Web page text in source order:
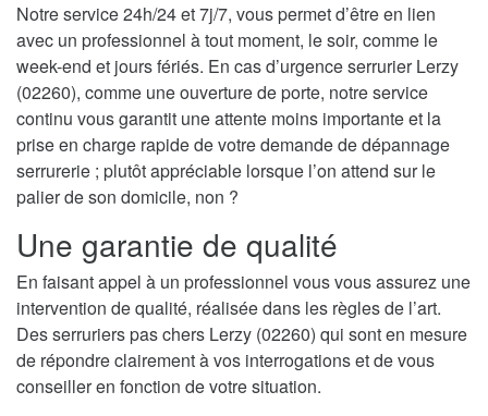
Notre service 24h/24 et 7j/7, vous permet d’être en lien
avec un professionnel à tout moment, le soir, comme le
week-end et jours fériés. En cas d’urgence serrurier Lerzy
(02260), comme une ouverture de porte, notre service
continu vous garantit une attente moins importante et la
prise en charge rapide de votre demande de dépannage
serrurerie ; plutôt appréciable lorsque l’on attend sur le
palier de son domicile, non ?
Une garantie de qualité
En faisant appel à un professionnel vous vous assurez une
intervention de qualité, réalisée dans les règles de l’art.
Des serruriers pas chers Lerzy (02260) qui sont en mesure
de répondre clairement à vos interrogations et de vous
conseiller en fonction de votre situation.